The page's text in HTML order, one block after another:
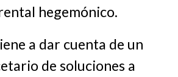
hegemónico.
a dar cuenta de un
de soluciones a